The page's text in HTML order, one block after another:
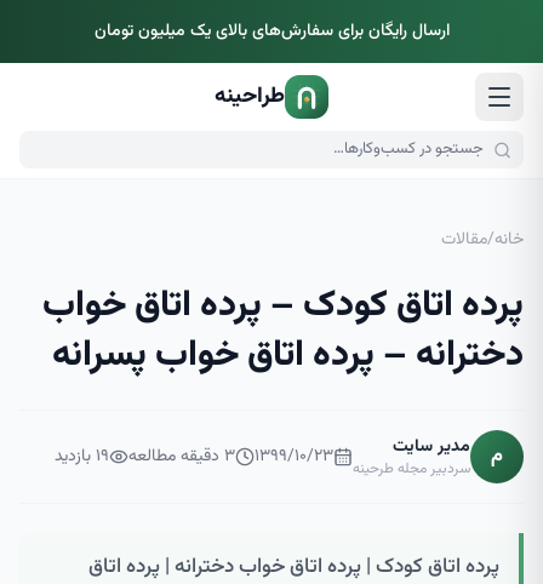
ارسال رایگان برای سفارش‌های بالای یک میلیون تومان
طراحینه
خانه/مقالات
پرده اتاق کودک – پرده اتاق خواب
دخترانه – پرده اتاق خواب پسرانه
م مدیر سایت
سردبیر مجله طرحینه ۱۳۹۹/۱۰/۲۳ ۳ دقیقه مطالعه ۱۹بازدید
پرده اتاق کودک | پرده اتاق خواب دخترانه | پرده اتاق